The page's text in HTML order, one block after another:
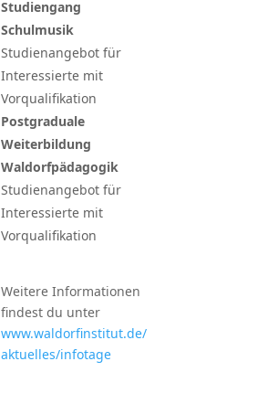
Studiengang
Schulmusik
Studienangebot für
Interessierte mit
Vorqualifikation
Postgraduale
Weiterbildung
Waldorfpädagogik
Studienangebot für
Interessierte mit
Vorqualifikation
Weitere Informationen
findest du unter
www.waldorfinstitut.de/
aktuelles/infotage